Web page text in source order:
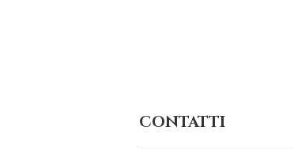
CONTATTI